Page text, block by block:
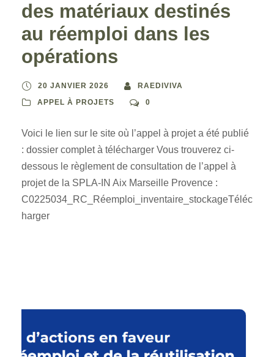
des matériaux destinés
au réemploi dans les
opérations
20 JANVIER 2026
RAEDIVIVA
APPEL À PROJETS
0
Voici le lien sur le site où l’appel à projet a été publié
: dossier complet à télécharger Vous trouverez ci-
dessous le règlement de consultation de l’appel à
projet de la SPLA-IN Aix Marseille Provence :
C0225034_RC_Réemploi_inventaire_stockageTéléc
harger